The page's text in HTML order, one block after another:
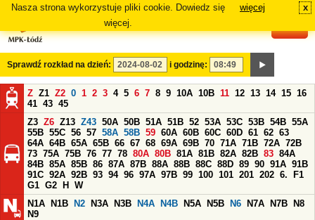
Nasza strona wykorzystuje pliki cookie. Dowiedz się
więcej.
więcej x
Sprawdź rozkład na dzień: i godzinę:
Z Z1 Z2 0 1 2 3 4 5 6 7 8 9 10A 10B 11 12 13 14 15 16
41 43 45
Z3 Z6 Z13 Z43 50A 50B 51A 51B 52 53A 53C 53B 54B 55A
55B 55C 56 57 58A 58B 59 60A 60B 60C 60D 61 62 63
64A 64B 65A 65B 66 67 68 69A 69B 70 71A 71B 72A 72B
73 75A 75B 76 77 78 80A 80B 81A 81B 82A 82B 83 84A
84B 85A 85B 86 87A 87B 88A 88B 88C 88D 89 90 91A 91B
91C 92A 92B 93 94 96 97A 97B 99 100 101 201 202 6.
F1
G1 G2 H
W
N1A
N1B N2 N3A N3B N4A N4B N5A N5B N6 N7A N7B
N8
N9